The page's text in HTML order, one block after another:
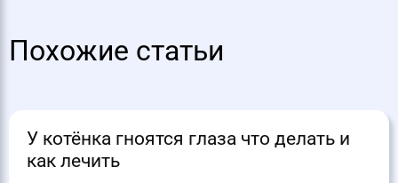
Похожие статьи
У котёнка гноятся глаза что делать и
как лечить